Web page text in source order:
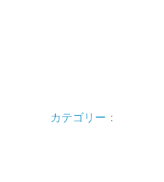
カテゴリー：